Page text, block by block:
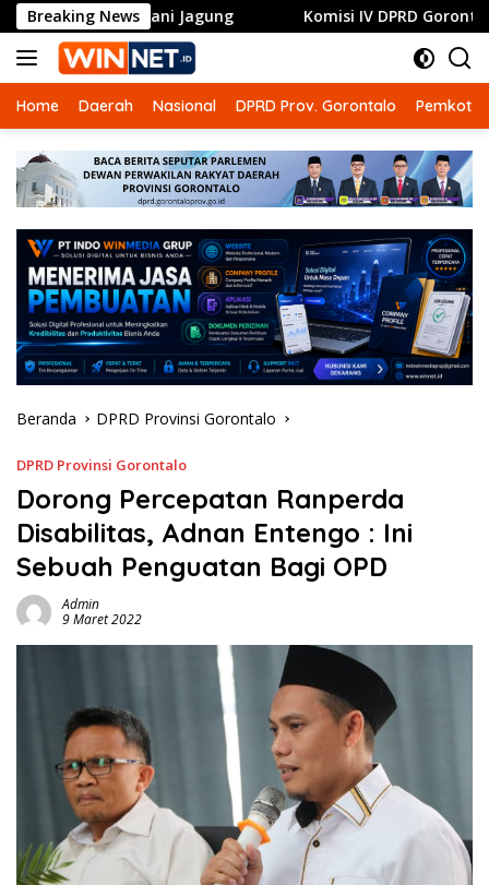
Langsung
ke
konten
Breaking News
Petani Jagung Komisi IV DPRD Gorontalo Dorong
Home Daerah Nasional DPRD Prov. Gorontalo Pemkot
Beranda DPRD Provinsi Gorontalo
DPRD Provinsi Gorontalo
Dorong Percepatan Ranperda
Disabilitas, Adnan Entengo : Ini
Sebuah Penguatan Bagi OPD
Admin
9 Maret 2022